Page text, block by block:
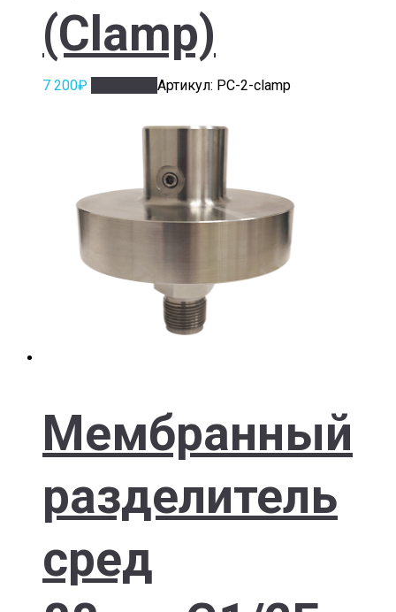
(Clamp)
7 200₽ Артикул: РС-2-clamp
Мембранный
разделитель
сред